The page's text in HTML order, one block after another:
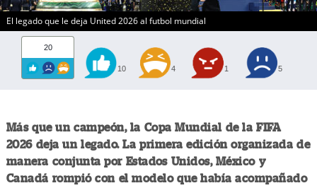
El legado que le deja United 2026 al futbol mundial
20
10 4 1 5
Más que un campeón, la Copa Mundial de la FIFA
2026 deja un legado. La primera edición organizada de
manera conjunta por Estados Unidos, México y
Canadá rompió con el modelo que había acompañado